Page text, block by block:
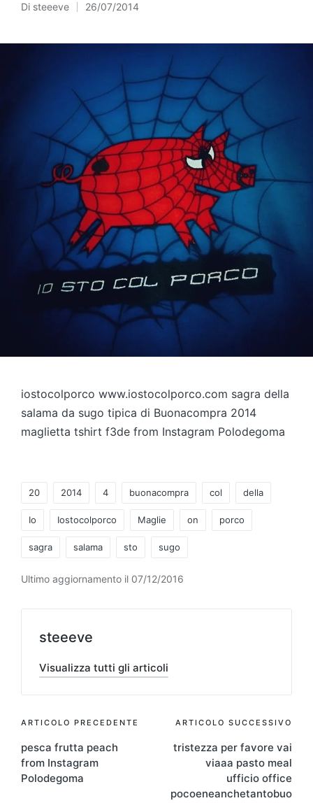
Pubblicato
Di steeeve 26/07/2014
iostocolporco www.iostocolporco.com sagra della
salama da sugo tipica di Buonacompra 2014
maglietta tshirt f3de from Instagram Polodegoma
20 2014 4 buonacompra col della
Io Iostocolporco Maglie on porco
sagra salama sto sugo
Ultimo aggiornamento il 07/12/2016
steeeve
Visualizza tutti gli articoli
Navigazione
articoli
ARTICOLO PRECEDENTE
pesca frutta peach
from Instagram
Polodegoma
ARTICOLO SUCCESSIVO
tristezza per favore vai
viaaa pasto meal
ufficio office
pocoeneanchetantobuo